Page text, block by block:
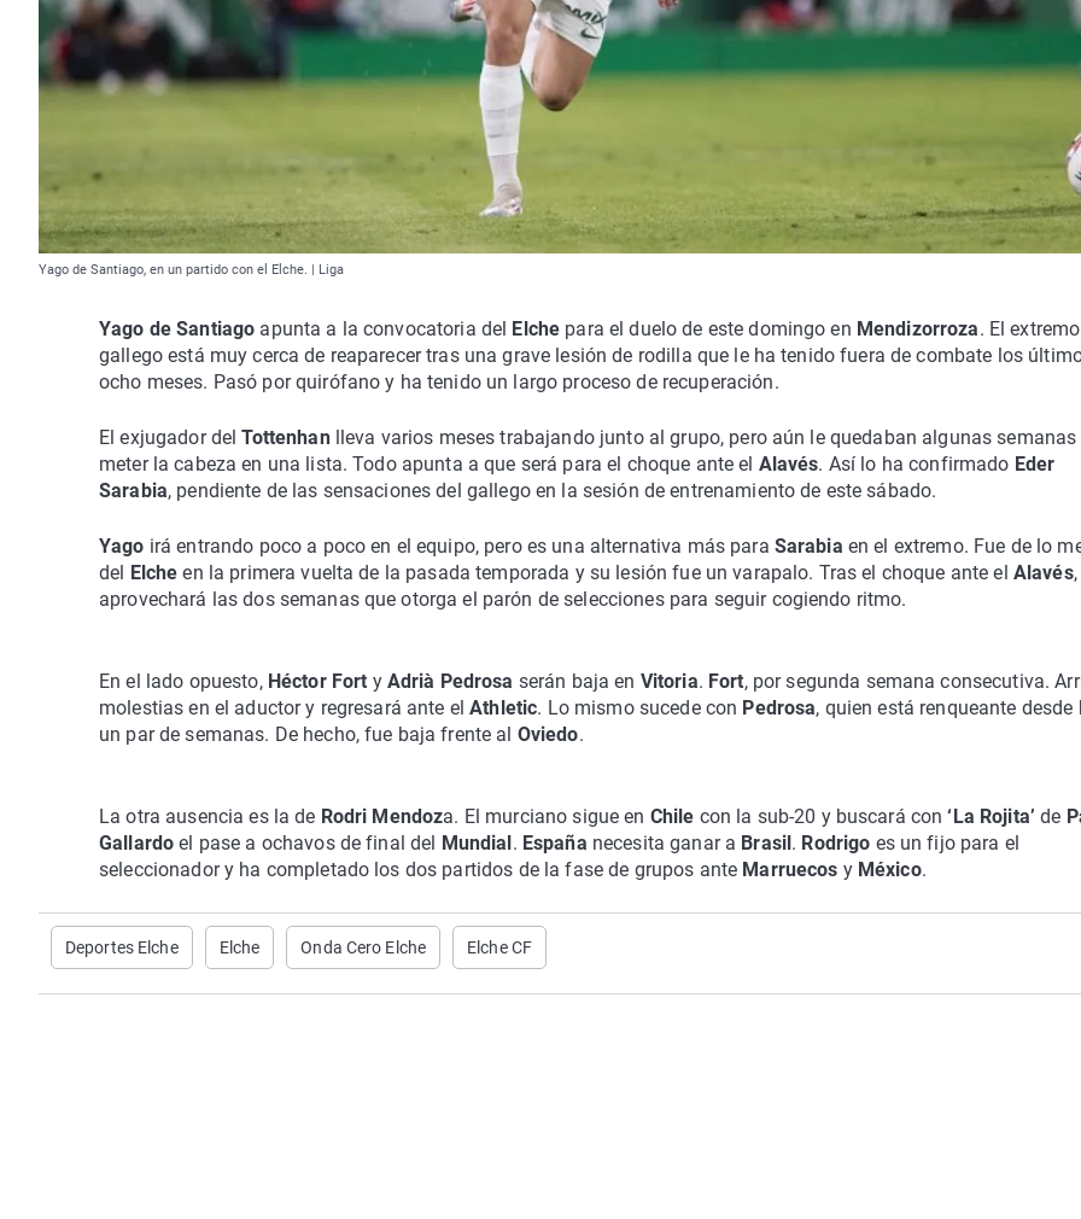
Yago de Santiago, en un partido con el Elche. | Liga
Yago de Santiago apunta a la convocatoria del Elche para el duelo de este domingo en Mendizorroza. El extremo
gallego está muy cerca de reaparecer tras una grave lesión de rodilla que le ha tenido fuera de combate los
ocho meses. Pasó por quirófano y ha tenido un largo proceso de recuperación.
El exjugador delTottenhan
lleva varios meses trabajando junto al grupo, pero aún le quedaban algunas
meter la cabeza en una lista. Todo apunta a que será para el choque ante el Alavés. Así lo ha confirmado Eder
Sarabia, pendiente de las sensaciones del gallego en la sesión de entrenamiento de este sábado.
Yago irá entrando poco a poco en el equipo, pero es una alternativa más para Sarabia en el extremo. Fue de lo
del
Elcheen la primera vuelta de la pasada temporada y su lesión fue un varapalo. Tras el choque ante el Alavés,
aprovechará las dos semanas que otorga el parón de selecciones para seguir cogiendo ritmo.
En el lado opuesto, Héctor Fort y Adrià Pedrosa serán baja en Vitoria. Fort, por segunda semana consecutiva.
molestias en el aductor y regresará ante elAthletic. Lo mismo sucede con Pedrosa, quien está renqueante desde
un par de semanas. De hecho, fue baja frente al Oviedo.
La otra ausencia es la de Rodri Mendoza. El murciano sigue en Chile con la sub-20 y buscará con ‘La Rojita’ de
Gallardo el pase a ochavos de final del Mundial . España necesita ganar a Brasil . Rodrigo es un fijo para el
seleccionador y ha completado los dos partidos de la fase de grupos ante Marruecos y México.
Deportes Elche Elche Onda Cero Elche Elche CF